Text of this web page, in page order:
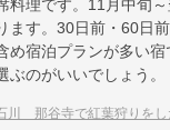
料理です。11月中旬
ます。30日前・60日
め宿泊プランが多い
ぶのがいいでしょう。
川 那谷寺で紅葉狩りをした後に泊ま